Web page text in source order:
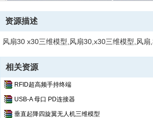
资源描述
风扇30 x30三维模型,风扇30,x30三维模型,风
相关资源
RFID超高频手持终端
USB-A 母口 PD连接器
垂直起降四旋翼无人机三维模型